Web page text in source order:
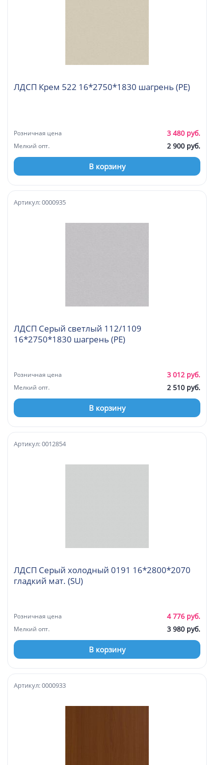
ЛДСП Крем 522 16*2750*1830 шагрень (PE)
Розничная цена 3 480 руб.
Мелкий опт. 2 900 руб.
В корзину
ЛДСП Серый светлый 112/1109
16*2750*1830 шагрень (PE)
Артикул: 0000935
Розничная цена 3 012 руб.
Мелкий опт. 2 510 руб.
В корзину
ЛДСП Серый холодный 0191 16*2800*2070
гладкий мат. (SU)
Артикул: 0012854
Розничная цена 4 776 руб.
Мелкий опт. 3 980 руб.
В корзину
Артикул: 0000933